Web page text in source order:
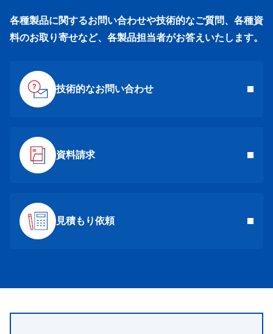
各種製品に関するお問い合わせや技術的なご質問、各種資
料のお取り寄せなど、各製品担当者がお答えいたします。
技術的なお問い合わせ
資料請求
見積もり依頼